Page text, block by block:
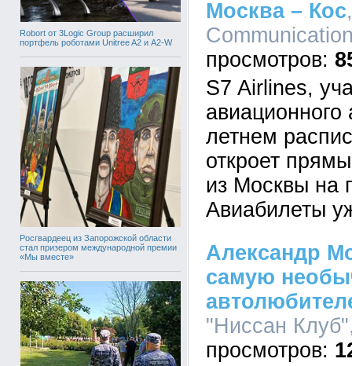
Robort от 3Logic Group расширил
портфель роботами Unitree A2 и A2-W
Росгвардеец из Запорожской области
стал призером международной премии
«Мы вместе»
Москва – Кос
S7 Airlines,
летнем
откроет
из Москвы на
Авиабилеты
Александр
самую
"Ниссан